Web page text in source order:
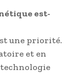
est-
une priorité.
et en